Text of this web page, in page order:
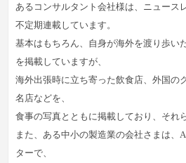
あるコンサルタント会社様は、ニュース
不定期連載しています。
基本はもちろん、自身が海外を渡り歩い
を掲載していますが、
海外出張時に立ち寄った飲食店、外国の
名店などを、
食事の写真とともに掲載しており、それ
また、ある中小の製造業の会社さまは、
ターで、